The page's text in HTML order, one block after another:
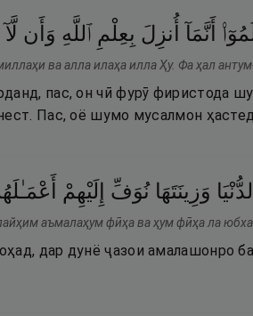
أَنَّمَآ أُنزِلَ بِعِلْمِ ٱللَّهِ وَأَن لَّآ
ва алла илаҳа илла Ҳу. Фа ҳал
пас, он чӣ фурӯ фиристода
Пас, оё шумо мусалмон
وَزِينَتَهَا نُوَفِّ إِلَيْهِمْ
аъмалаҳум фӣҳа ва ҳум фӣҳа ла
дар дунё ҷазои амалашонро